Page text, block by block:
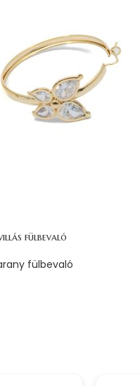
fülbevaló
fülbevaló